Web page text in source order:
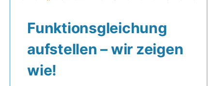
Funktionsgleichung
aufstellen – wir zeigen
wie!